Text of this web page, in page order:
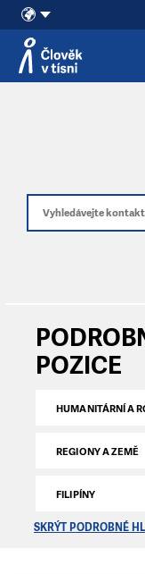
POZICE
SKRÝT PODROBNÉ
REGIONY A ZEMĚ
FILIPÍNY